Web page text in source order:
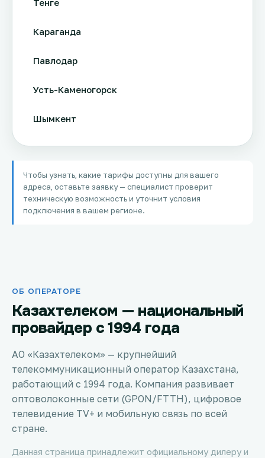
Тенге
Караганда
Павлодар
Усть-Каменогорск
Шымкент
Актау
Соколов
Петропавловск
Темиртау
Тараз
Зеленое
Атырау
Чтобы узнать, какие тарифы доступны для вашего
адреса, оставьте заявку — специалист проверит
техническую возможность и уточнит условия
подключения в вашем регионе.
ОБ ОПЕРАТОРЕ
Казахтелеком — национальный
провайдер с 1994 года
АО «Казахтелеком» — крупнейший
телекоммуникационный оператор Казахстана,
работающий с 1994 года. Компания развивает
оптоволоконные сети (GPON/FTTH), цифровое
телевидение TV+ и мобильную связь по всей
стране.
Данная страница принадлежит официальному дилеру и